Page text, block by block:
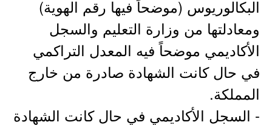
البكالوريوس (موضحاً فيها رقم الهوية)
ومعادلتها من وزارة التعليم والسجل
الأكاديمي موضحاً فيه المعدل التراكمي
في حال كانت الشهادة صادرة من خارج
المملكة.
- السجل الأكاديمي في حال كانت الشهادة